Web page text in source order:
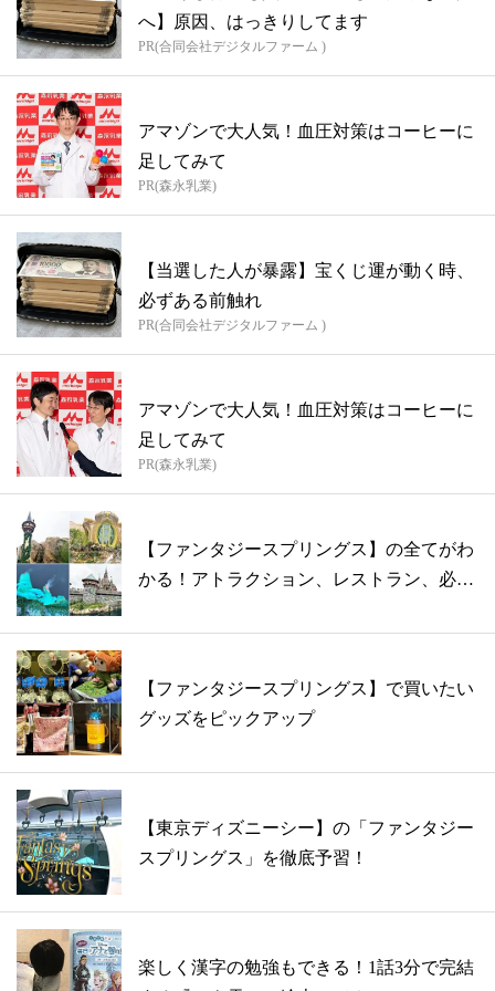
へ】原因、はっきりしてます
PR(合同会社デジタルファーム )
アマゾンで大人気！血圧対策はコーヒーに
足してみて
PR(森永乳業)
【当選した人が暴露】宝くじ運が動く時、
必ずある前触れ
PR(合同会社デジタルファーム )
アマゾンで大人気！血圧対策はコーヒーに
足してみて
PR(森永乳業)
【ファンタジースプリングス】の全てがわ
かる！アトラクション、レストラン、必見
【ファンタジースプリングス】で買いたい
グッズをピックアップ
【東京ディズニーシー】の「ファンタジー
スプリングス」を徹底予習！
楽しく漢字の勉強もできる！1話3分で完結